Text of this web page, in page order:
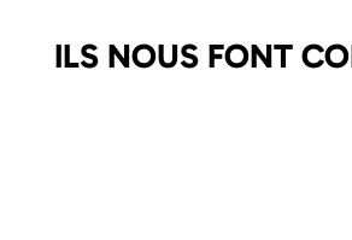
ILS NOUS FONT